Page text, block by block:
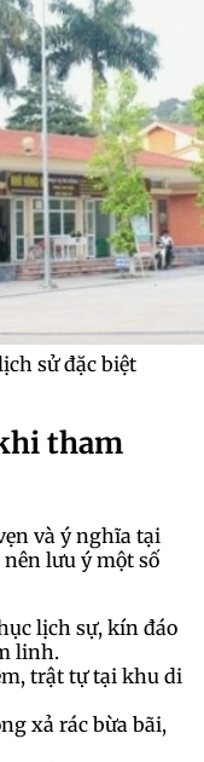
sử đặc biệt
tham
và ý nghĩa tại
lưu ý một số
lịch sự, kín đáo
linh.
trật tự tại khu di
xả rác bừa bãi,